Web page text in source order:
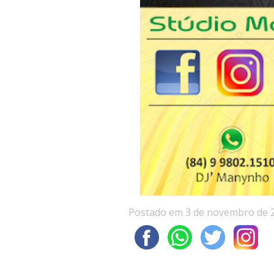
Postado em 3 de novembro de